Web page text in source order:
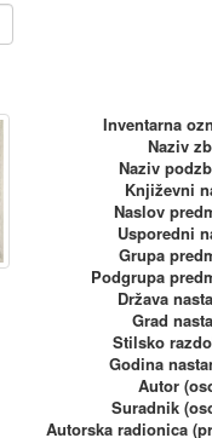
Inventarna
Naziv
Naziv
Književni
Naslov
Usporedni
Grupa
Podgrupa
Država
Grad
Stilsko
Godina
Autor
Suradnik